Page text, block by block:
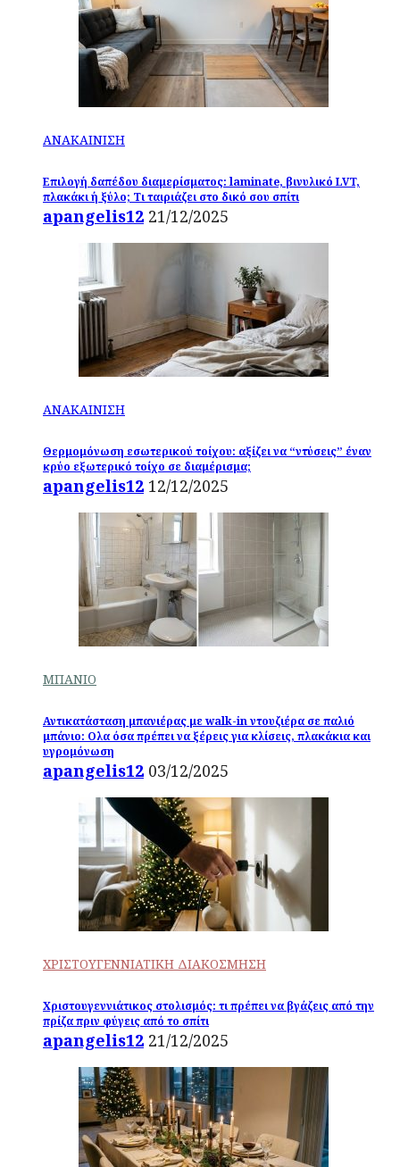
ΑΝΑΚΑΙΝΙΣΗ
Επιλογή δαπέδου διαμερίσματος: laminate, βινυλικό LVT,
πλακάκι ή ξύλο; Τι ταιριάζει στο δικό σου σπίτι
apangelis12 21/12/2025
ΑΝΑΚΑΙΝΙΣΗ
Θερμομόνωση εσωτερικού τοίχου: αξίζει να “ντύσεις” έναν
κρύο εξωτερικό τοίχο σε διαμέρισμα;
apangelis12 12/12/2025
ΜΠΑΝΙΟ
Αντικατάσταση μπανιέρας με walk-in ντουζιέρα σε παλιό
μπάνιο: Ολα όσα πρέπει να ξέρεις για κλίσεις, πλακάκια και
υγρομόνωση
apangelis12 03/12/2025
ΧΡΙΣΤΟΥΓΕΝΝΙΑΤΙΚΗ ΔΙΑΚΟΣΜΗΣΗ
Χριστουγεννιάτικος στολισμός: τι πρέπει να βγάζεις από την
πρίζα πριν φύγεις από το σπίτι
apangelis12 21/12/2025